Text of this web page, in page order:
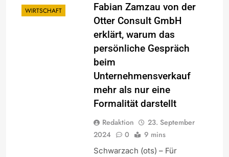
WIRTSCHAFT
Fabian Zamzau von der
Otter Consult GmbH
erklärt, warum das
persönliche Gespräch
beim
Unternehmensverkauf
mehr als nur eine
Formalität darstellt
Redaktion
23. September
2024
0 9 mins
Schwarzach (ots) – Für